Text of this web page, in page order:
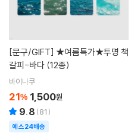
[문구/GIFT]
갈피-바다 (12종)
바이나쿠
21% 1,500원
9.8 (81)
예스24배송